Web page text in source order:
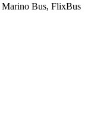
Marino Bus, FlixBus
OpenStreetMapcontributors